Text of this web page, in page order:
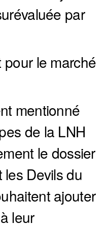
par
le marché
mentionné
de la LNH
le dossier
Devils du
ajouter
leur